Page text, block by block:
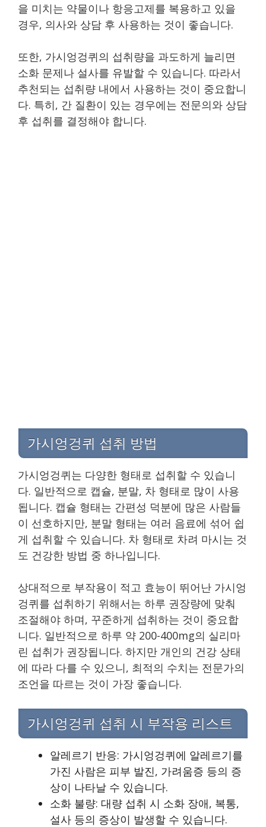
을 미치는 약물이나 항응고제를 복용하고 있을
경우, 의사와 상담 후 사용하는 것이 좋습니다.
또한, 가시엉겅퀴의 섭취량을 과도하게 늘리면
소화 문제나 설사를 유발할 수 있습니다. 따라서
추천되는 섭취량 내에서 사용하는 것이 중요합니
다. 특히, 간 질환이 있는 경우에는 전문의와 상담
후 섭취를 결정해야 합니다.
가시엉겅퀴 섭취 방법
가시엉겅퀴는 다양한 형태로 섭취할 수 있습니
다. 일반적으로 캡슐, 분말, 차 형태로 많이 사용
됩니다. 캡슐 형태는 간편성 덕분에 많은 사람들
이 선호하지만, 분말 형태는 여러 음료에 섞어 쉽
게 섭취할 수 있습니다. 차 형태로 차려 마시는 것
도 건강한 방법 중 하나입니다.
상대적으로 부작용이 적고 효능이 뛰어난 가시엉
겅퀴를 섭취하기 위해서는 하루 권장량에 맞춰
조절해야 하며, 꾸준하게 섭취하는 것이 중요합
니다. 일반적으로 하루 약 200-400mg의 실리마
린 섭취가 권장됩니다. 하지만 개인의 건강 상태
에 따라 다를 수 있으니, 최적의 수치는 전문가의
조언을 따르는 것이 가장 좋습니다.
가시엉겅퀴 섭취 시 부작용 리스트
알레르기 반응: 가시엉겅퀴에 알레르기를
가진 사람은 피부 발진, 가려움증 등의 증
상이 나타날 수 있습니다.
소화 불량: 대량 섭취 시 소화 장애, 복통,
설사 등의 증상이 발생할 수 있습니다.